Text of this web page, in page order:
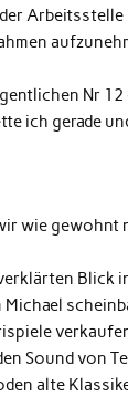
Nr
ich gerade
wie gewohnt
Blick
Sound von
alte